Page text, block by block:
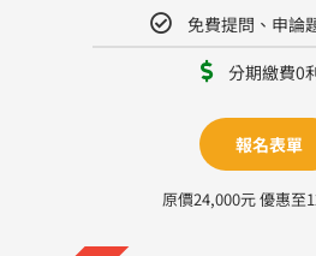
免費提問、申論
分期繳費0
報名表單
原價24,000元 優惠至